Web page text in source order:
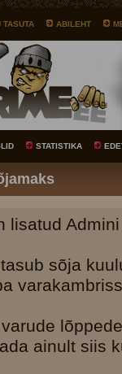
TASUTA ABILEHT
STATISTIKA
lisatud
sõja
ainult siis